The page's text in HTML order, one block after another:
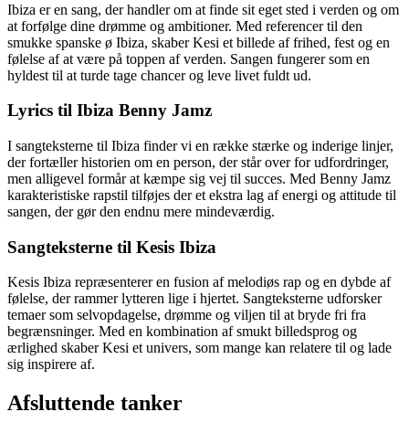
Ibiza er en sang, der handler om at finde sit eget sted i verden og om
at forfølge dine drømme og ambitioner. Med referencer til den
smukke spanske ø Ibiza, skaber Kesi et billede af frihed, fest og en
følelse af at være på toppen af verden. Sangen fungerer som en
hyldest til at turde tage chancer og leve livet fuldt ud.
Lyrics til Ibiza Benny Jamz
I sangteksterne til Ibiza finder vi en række stærke og inderige linjer,
der fortæller historien om en person, der står over for udfordringer,
men alligevel formår at kæmpe sig vej til succes. Med Benny Jamz
karakteristiske rapstil tilføjes der et ekstra lag af energi og attitude til
sangen, der gør den endnu mere mindeværdig.
Sangteksterne til Kesis Ibiza
Kesis Ibiza repræsenterer en fusion af melodiøs rap og en dybde af
følelse, der rammer lytteren lige i hjertet. Sangteksterne udforsker
temaer som selvopdagelse, drømme og viljen til at bryde fri fra
begrænsninger. Med en kombination af smukt billedsprog og
ærlighed skaber Kesi et univers, som mange kan relatere til og lade
sig inspirere af.
Afsluttende tanker